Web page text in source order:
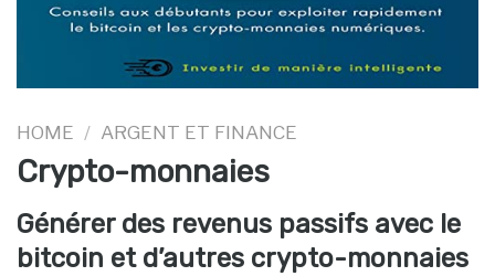
HOME / ARGENT ET FINANCE
Crypto-monnaies
Générer des revenus passifs avec le
bitcoin et d’autres crypto-monnaies